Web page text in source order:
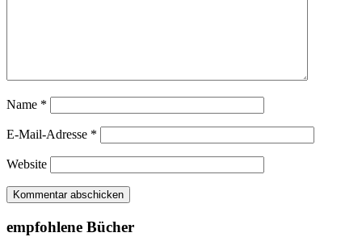
Name *
E-Mail-Adresse *
Website
empfohlene Bücher